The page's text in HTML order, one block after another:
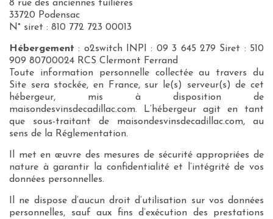
8 rue des anciennes tuilières
33720 Podensac
N° siret : 810 772 723 00013
Hébergement : o2switch INPI : 09 3 645 279 Siret : 510
909 80700024 RCS Clermont Ferrand
Toute information personnelle collectée au travers du
Site sera stockée, en France, sur le(s) serveur(s) de cet
hébergeur, mis à disposition de
maisondesvinsdecadillac.com. L’hébergeur agit en tant
que sous-traitant de maisondesvinsdecadillac.com, au
sens de la Réglementation.
Il met en œuvre des mesures de sécurité appropriées de
nature à garantir la confidentialité et l’intégrité de vos
données personnelles.
Il ne dispose d’aucun droit d’utilisation sur vos données
personnelles, sauf aux fins d’exécution des prestations